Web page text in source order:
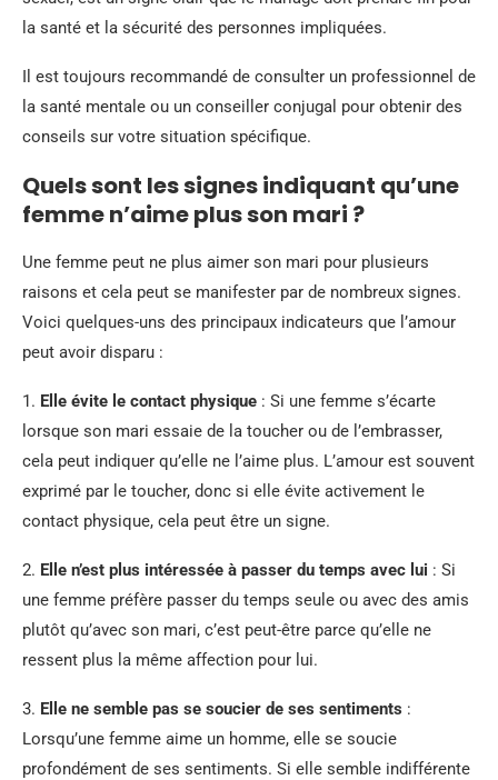
la santé et la sécurité des personnes impliquées.
Il est toujours recommandé de consulter un professionnel de
la santé mentale ou un conseiller conjugal pour obtenir des
conseils sur votre situation spécifique.
Quels sont les signes indiquant qu’une
femme n’aime plus son mari ?
Une femme peut ne plus aimer son mari pour plusieurs
raisons et cela peut se manifester par de nombreux signes.
Voici quelques-uns des principaux indicateurs que l’amour
peut avoir disparu :
1. Elle évite le contact physique : Si une femme s’écarte
lorsque son mari essaie de la toucher ou de l’embrasser,
cela peut indiquer qu’elle ne l’aime plus. L’amour est souvent
exprimé par le toucher, donc si elle évite activement le
contact physique, cela peut être un signe.
2. Elle n’est plus intéressée à passer du temps avec lui : Si
une femme préfère passer du temps seule ou avec des amis
plutôt qu’avec son mari, c’est peut-être parce qu’elle ne
ressent plus la même affection pour lui.
3. Elle ne semble pas se soucier de ses sentiments :
Lorsqu’une femme aime un homme, elle se soucie
profondément de ses sentiments. Si elle semble indifférente